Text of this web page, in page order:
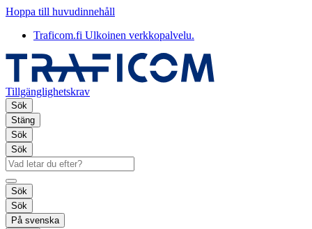
Hoppa till huvudinnehåll
Traficom.fi Ulkoinen verkkopalvelu.
Tillgänglighetskrav
Sök
Stäng
Sök
Sök
Sök
Sök
På svenska